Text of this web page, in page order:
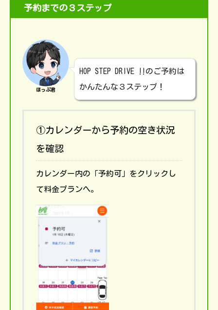
予約までの３ステップ
ほっぷ君
HOP STEP DRIVE ‼のご予約は
かんたんな３ステップ！
①カレンダーから予約の空き状況
を確認
カレンダー内の「予約可」をクリックし
て料金プランへ。